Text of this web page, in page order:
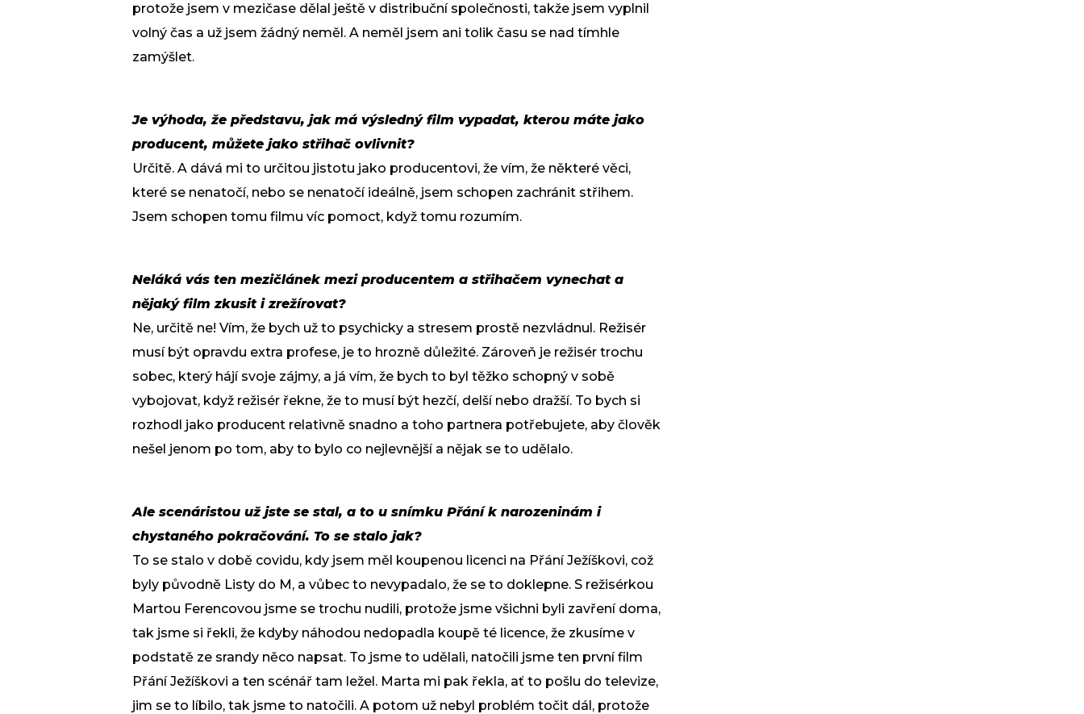
protože jsem v mezičase dělal ještě v distribuční společnosti, takže jsem vyplnil
volný čas a už jsem žádný neměl. A neměl jsem ani tolik času se nad tímhle
zamýšlet.
Je výhoda, že představu, jak má výsledný film vypadat, kterou máte jako
producent, můžete jako střihač ovlivnit?
Určitě. A dává mi to určitou jistotu jako producentovi, že vím, že některé věci,
které se nenatočí, nebo se nenatočí ideálně, jsem schopen zachránit střihem.
Jsem schopen tomu filmu víc pomoct, když tomu rozumím.
Neláká vás ten mezičlánek mezi producentem a střihačem vynechat a
nějaký film zkusit i zrežírovat?
Ne, určitě ne! Vím, že bych už to psychicky a stresem prostě nezvládnul. Režisér
musí být opravdu extra profese, je to hrozně důležité. Zároveň je režisér trochu
sobec, který hájí svoje zájmy, a já vím, že bych to byl těžko schopný v sobě
vybojovat, když režisér řekne, že to musí být hezčí, delší nebo dražší. To bych si
rozhodl jako producent relativně snadno a toho partnera potřebujete, aby člověk
nešel jenom po tom, aby to bylo co nejlevnější a nějak se to udělalo.
Ale scenáristou už jste se stal, a to u snímku Přání k narozeninám i
chystaného pokračování. To se stalo jak?
To se stalo v době covidu, kdy jsem měl koupenou licenci na Přání Ježíškovi, což
byly původně Listy do M, a vůbec to nevypadalo, že se to doklepne. S režisérkou
Martou Ferencovou jsme se trochu nudili, protože jsme všichni byli zavření doma,
tak jsme si řekli, že kdyby náhodou nedopadla koupě té licence, že zkusíme v
podstatě ze srandy něco napsat. To jsme to udělali, natočili jsme ten první film
Přání Ježíškovi a ten scénář tam ležel. Marta mi pak řekla, ať to pošlu do televize,
jim se to líbilo, tak jsme to natočili. A potom už nebyl problém točit dál, protože